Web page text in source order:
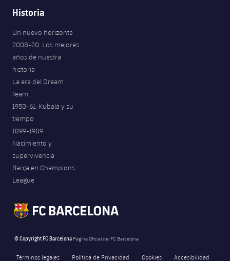
Historia
Un nuevo horizonte
2008-20. Los mejores
años de nuestra
historia
La era del Dream
Team
1950-61. Kubala y su
tiempo
1899-1909.
Nacimiento y
supervivencia
Barça en Champions
League
© Copyright FC Barcelona Página Oficial del FC Barcelona
Términos legales Política de Privacidad Cookies Accesibilidad